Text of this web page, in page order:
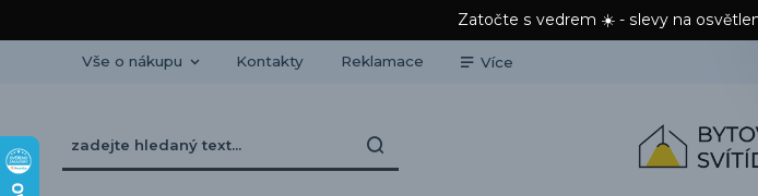
Zatočte s vedrem ☀️ - slevy na
Vše o nákupu Kontakty Reklamace Více